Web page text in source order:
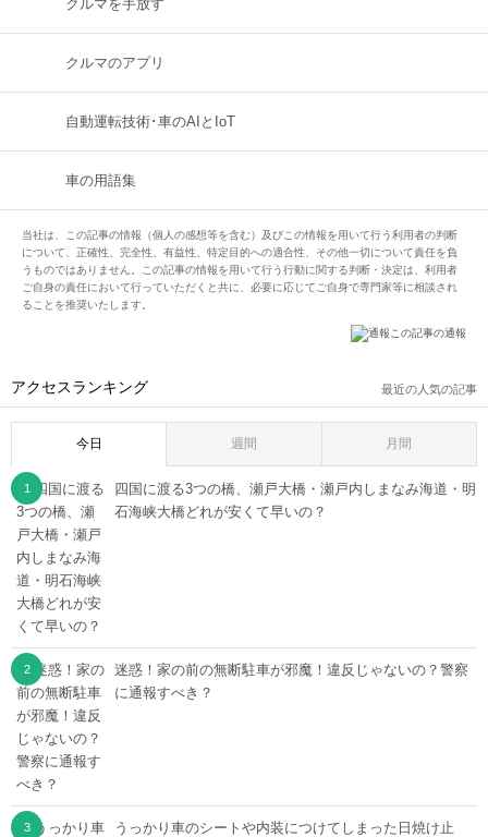
クルマを手放す
クルマのアプリ
自動運転技術･車のAIとIoT
車の用語集
当社は、この記事の情報（個人の感想等を含む）及びこの情報を用いて行う利用者の判断
について、正確性、完全性、有益性、特定目的への適合性、その他一切について責任を負
うものではありません。この記事の情報を用いて行う行動に関する判断・決定は、利用者
ご自身の責任において行っていただくと共に、必要に応じてご自身で専門家等に相談され
ることを推奨いたします。
この記事の通報
アクセスランキング 最近の人気の記事
今日 週間 月間
四国に渡る3つの橋、瀬戸大橋・瀬戸内しまなみ海道・明
石海峡大橋どれが安くて早いの？
迷惑！家の前の無断駐車が邪魔！違反じゃないの？警察
に通報すべき？
うっかり車のシートや内装につけてしまった日焼け止